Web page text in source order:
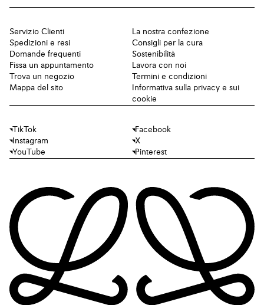
Servizio Clienti
Spedizioni e resi
Domande frequenti
Fissa un appuntamento
Trova un negozio
Mappa del sito
La nostra confezione
Consigli per la cura
Sostenibilità
Lavora con noi
Termini e condizioni
Informativa sulla privacy e sui
cookie
TikTok
Facebook
Instagram
X
YouTube
Pinterest